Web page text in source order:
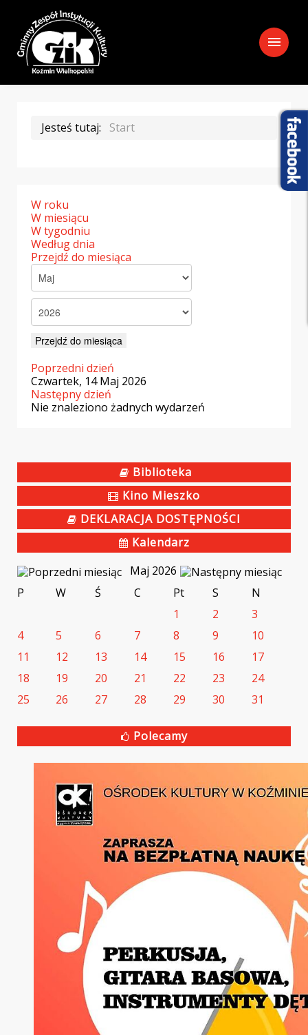
menu
Jesteś tutaj: Start
W roku
W miesiącu
W tygodniu
Według dnia
Przejdź do miesiąca
Przejdź do miesiąca
Poprzedni dzień
Czwartek, 14 Maj 2026
Następny dzień
Nie znaleziono żadnych wydarzeń
Biblioteka
Kino Mieszko
DEKLARACJA DOSTĘPNOŚCI
Kalendarz
Maj 2026
P
W Ś C Pt S
N
1
2
3
4
5 6 7 8 9
10
11
12 13 14 15 16
17
18
19 20 21 22 23
24
25
26 27 28 29 30 31
Polecamy